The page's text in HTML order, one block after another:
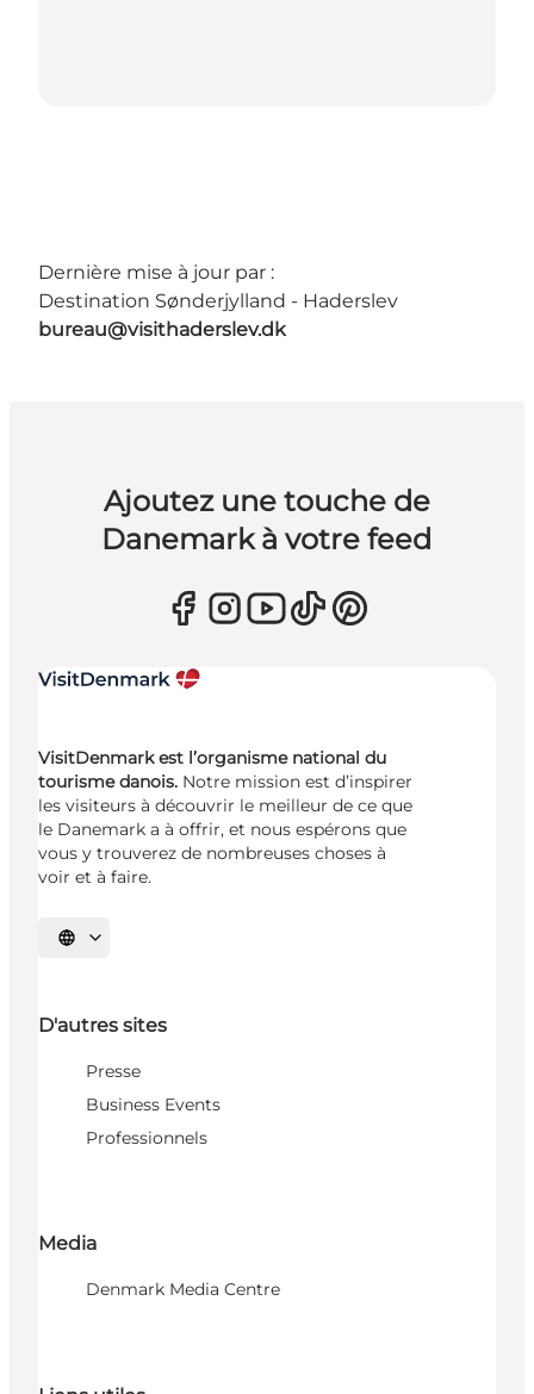
Dernière mise à jour par :
Destination Sønderjylland - Haderslev
bureau@visithaderslev.dk
Ajoutez une touche de
Danemark à votre feed
VisitDenmark est l’organisme national du
tourisme danois. Notre mission est d’inspirer
les visiteurs à découvrir le meilleur de ce que
le Danemark a à offrir, et nous espérons que
vous y trouverez de nombreuses choses à
voir et à faire.
Choisissez la langue
D'autres sites
Presse
Business Events
Professionnels
Media
Denmark Media Centre